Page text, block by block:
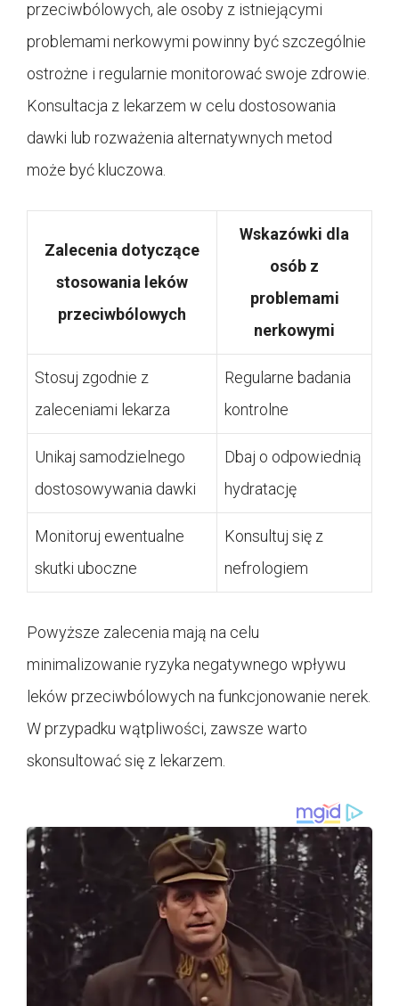
przeciwbólowych, ale osoby z istniejącymi
problemami nerkowymi powinny być szczególnie
ostrożne i regularnie monitorować swoje zdrowie.
Konsultacja z lekarzem w celu dostosowania
dawki lub rozważenia alternatywnych metod
może być kluczowa.
Zalecenia dotyczące
stosowania leków
przeciwbólowych
Wskazówki dla
osób z
problemami
nerkowymi
Stosuj zgodnie z
zaleceniami lekarza
Regularne badania
kontrolne
Unikaj samodzielnego
dostosowywania dawki
Dbaj o odpowiednią
hydratację
Monitoruj ewentualne
skutki uboczne
Konsultuj się z
nefrologiem
Powyższe zalecenia mają na celu
minimalizowanie ryzyka negatywnego wpływu
leków przeciwbólowych na funkcjonowanie nerek.
W przypadku wątpliwości, zawsze warto
skonsultować się z lekarzem.